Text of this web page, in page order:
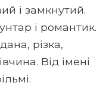
і замкнутий.
і романтик.
різка,
Від імені